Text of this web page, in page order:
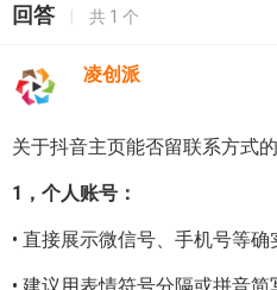
回答 | 共 1 个
凌创派
关于抖音主页能否留联系方式的
1，个人账号：
• 直接展示微信号、手机号等